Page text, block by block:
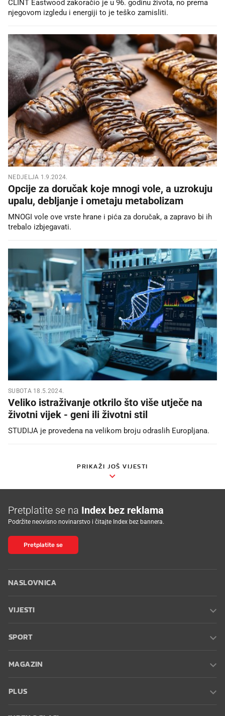
CLINT Eastwood zakoračio je u 96. godinu života, no prema
njegovom izgledu i energiji to je teško zamisliti.
NEDJELJA 1.9.2024.
Opcije za doručak koje mnogi vole, a uzrokuju
upalu, debljanje i ometaju metabolizam
MNOGI vole ove vrste hrane i pića za doručak, a zapravo bi ih
trebalo izbjegavati.
SUBOTA 18.5.2024.
Veliko istraživanje otkrilo što više utječe na
životni vijek - geni ili životni stil
STUDIJA je provedena na velikom broju odraslih Europljana.
PRIKAŽI JOŠ VIJESTI
Pretplatite se na Index bez reklama
Podržite neovisno novinarstvo i čitajte Index bez bannera.
Pretplatite se
NASLOVNICA
VIJESTI
SPORT
MAGAZIN
PLUS